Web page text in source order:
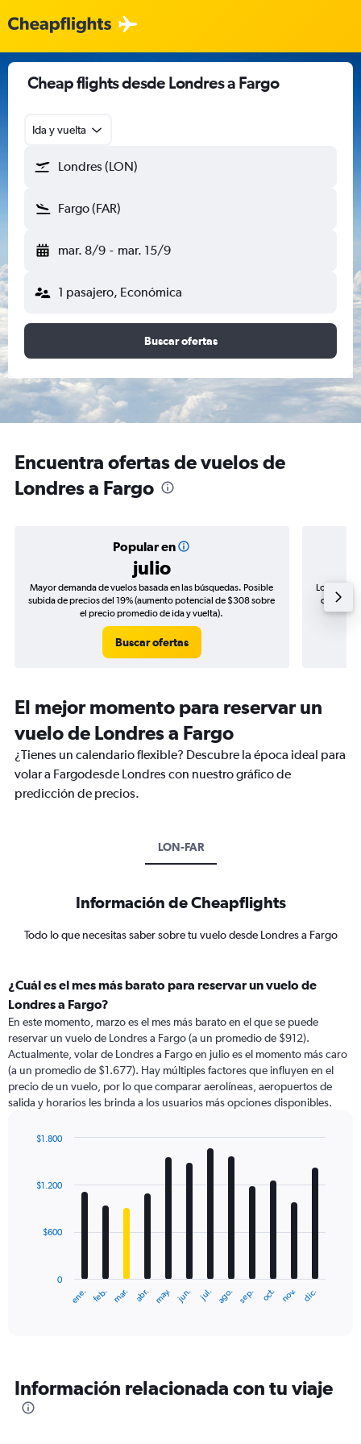
Cheap flights desde Londres a Fargo
Ida y vuelta
Londres (LON)
Fargo (FAR)
mar. 8/9 - mar. 15/9
1 pasajero, Económica
Buscar ofertas
Encuentra ofertas de vuelos de
Londres a Fargo
Popular en
julio
Mayor demanda de vuelos basada en las búsquedas. Posible
subida de precios del 19% (aumento potencial de $308 sobre
el precio promedio de ida y vuelta).
Buscar ofertas
Los
de
El mejor momento para reservar un
vuelo de Londres a Fargo
¿Tienes un calendario flexible? Descubre la época ideal para
volar a Fargodesde Londres con nuestro gráfico de
predicción de precios.
LON-FAR
Información de Cheapflights
Todo lo que necesitas saber sobre tu vuelo desde Londres a Fargo
¿Cuál es el mes más barato para reservar un vuelo de
Londres a Fargo?
En este momento, marzo es el mes más barato en el que se puede
reservar un vuelo de Londres a Fargo (a un promedio de $912).
Actualmente, volar de Londres a Fargo en julio es el momento más caro
(a un promedio de $1.677). Hay múltiples factores que influyen en el
precio de un vuelo, por lo que comparar aerolíneas, aeropuertos de
salida y horarios les brinda a los usuarios más opciones disponibles.
with
12
The
categories.
The
ene. feb. mar. abr. may. jun. jul. ago. sep. oct. nov. dic.
0
$600
$1.200
$1.800
Información relacionada con tu viaje